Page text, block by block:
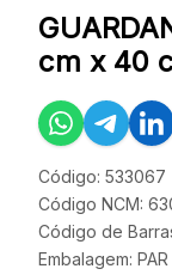
cm x 40
Código: 533067
Código NCM:
Código de
Embalagem: PAR